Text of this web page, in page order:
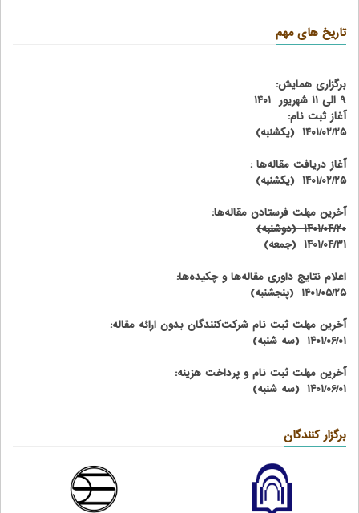
تاریخ های مهم
برگزاری همایش:
۹ الی ۱۱ شهریور ۱۴۰۱
آغاز ثبت نام:
۱۴۰۱/۰۲/۲۵ (یکشنبه)
آغاز دریافت مقاله‌ها :
۱۴۰۱/۰۲/۲۵ (یکشنبه)
آخرین مهلت فرستادن مقاله‌ها:
۱۴۰۱/۰۴/۲۰ (دوشنبه)
۱۴۰۱/۰۴/۳۱ (جمعه)
اعلام نتایج داوری مقاله‌ها و چکیده‌ها:
۱۴۰۱/۰۵/۲۵ (پنجشنبه)
آخرین مهلت ثبت نام شرکت‌کنندگان بدون ارائه مقاله:
۱۴۰۱/۰۶/۰۱ (سه شنبه)
آخرین مهلت ثبت نام و پرداخت هزینه:
۱۴۰۱/۰۶/۰۱ (سه شنبه)
برگزار کنندگان